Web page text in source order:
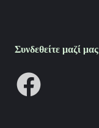
Συνδεθείτε μαζί μας